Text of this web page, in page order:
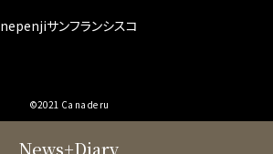
nepenjiサンフランシスコ
©2021 Ca na de ru
News+Diary